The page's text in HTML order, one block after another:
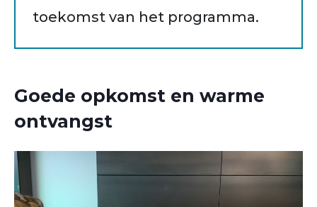
toekomst van het programma.
Goede opkomst en warme
ontvangst